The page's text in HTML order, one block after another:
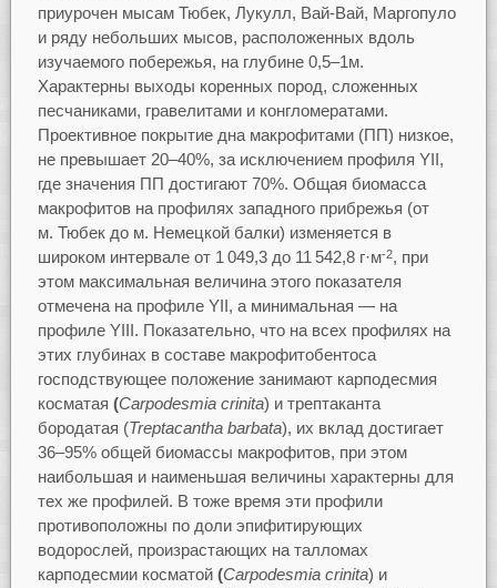
приурочен мысам Тюбек, Лукулл, Вай-Вай, Маргопуло
и ряду небольших мысов, расположенных вдоль
изучаемого побережья, на глубине 0,5–1м.
Характерны выходы коренных пород, сложенных
песчаниками, гравелитами и конгломератами.
Проективное покрытие дна макрофитами (ПП) низкое,
не превышает 20–40%, за исключением профиля YII,
где значения ПП достигают 70%. Общая биомасса
макрофитов на профилях западного прибрежья (от
м. Тюбек до м. Немецкой балки) изменяется в
широком интервале от 1 049,3 до 11 542,8 г·м-2, при
этом максимальная величина этого показателя
отмечена на профиле YII, а минимальная — на
профиле YIII. Показательно, что на всех профилях на
этих глубинах в составе макрофитобентоса
господствующее положение занимают карподесмия
косматая (Carpodesmia crinita) и трептаканта
бородатая (Treptacantha barbata), их вклад достигает
36–95% общей биомассы макрофитов, при этом
наибольшая и наименьшая величины характерны для
тех же профилей. В тоже время эти профили
противоположны по доли эпифитирующих
водорослей, произрастающих на талломах
карподесмии косматой(Carpodesmia crinita) и